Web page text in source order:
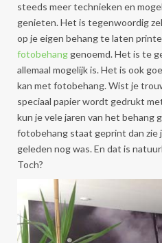
steeds meer technieken en
genieten. Het is tegenwoordig
op je eigen behang te laten
fotobehang genoemd. Het is te
allemaal mogelijk is. Het is ook
kan met fotobehang. Wist je
speciaal papier wordt gedrukt
kun je vele jaren van het behang
fotobehang staat geprint dan zie
geleden nog was. En dat is
Toch?